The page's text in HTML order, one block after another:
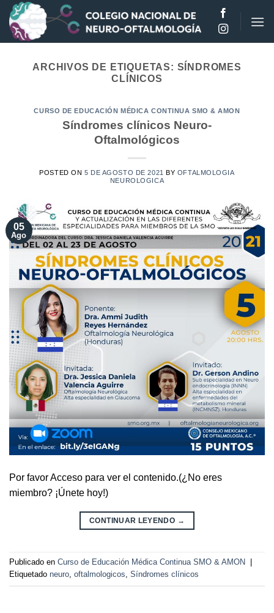
Saltar
contenido
ARCHIVOS DE ETIQUETAS: SÍNDROMES
CLÍNICOS
CURSO DE EDUCACIÓN MÉDICA CONTINUA SMO & AMON
Síndromes clínicos Neuro-
Oftalmológicos
POSTED ON 5 DE AGOSTO DE 2021 BY OFTALMOLOGIA
NEUROLOGICA
05
Ago
Por favor Acceso para ver el contenido.(¿No eres
miembro? ¡Únete hoy!)
CONTINUAR LEYENDO →
Publicado en Curso de Educación Médica Continua SMO & AMON
Etiquetado neuro oftalmologicos Síndromes clínicos